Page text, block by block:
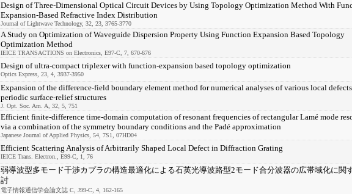
Design of Three-Dimensional Optical Circuit Devices by Using Topology Optimization Method With
Expansion-Based Refractive Index Distribution
Journal of Lightwave Technology, 32, 23, 3765-3770
A Study on Optimization of Waveguide Dispersion Property Using Function Expansion Based Topology
Optimization Method
IEICE TRANSACTIONS on Electronics, E97-C, 7, 670-676
Design of ultra-compact triplexer with function-expansion based topology optimization
Optics Express, 23, 4, 3937-3950
Expansion of the difference-field boundary element method for numerical analyses of various local
periodic surface-relief structures
J. Opt. Soc. Am. A, 32, 5, 751
Efficient finite-difference time-domain computation of resonant frequencies of rectangular Lamé mode
via a combination of the symmetry boundary conditions and the Padé approximation
Japanese Journal of Applied Physics, 54, 7S1, 07HD04
Efficient Scattering Analysis of Arbitrarily Shaped Local Defect in Diffraction Grating
IEICE Trans. Electron., E99-C, 1, 76
弱導波型多モード干渉カプラの構造最適化による石英光導波路型2モード合分波器の広帯域化に関
討
電子情報通信学会論文誌 C, J99-C, 4, 162-165